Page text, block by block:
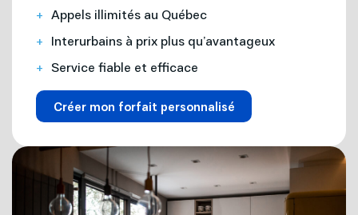
Appels illimités au Québec
Interurbains à prix plus qu’avantageux
Service fiable et efficace
Créer mon forfait personnalisé